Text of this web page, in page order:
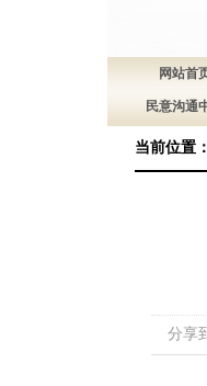
网站首
民意沟通
当前位置：
分享